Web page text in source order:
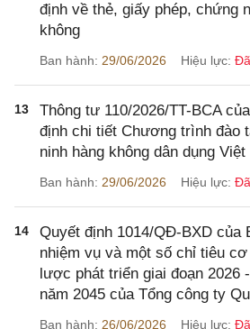
định về thẻ, giấy phép, chứng
không
Ban hành: 29/06/2026 Hiệu lực:
13
Thông tư 110/2026/TT-BCA
định chi tiết Chương trình đào
ninh hàng không dân dụng Việt
Ban hành: 29/06/2026 Hiệu lực:
14
Quyết định 1014/QĐ-BXD của
nhiệm vụ và một số chỉ tiêu
lược phát triển giai đoạn 2026
năm 2045 của Tổng công ty
Ban hành: 26/06/2026 Hiệu lực: